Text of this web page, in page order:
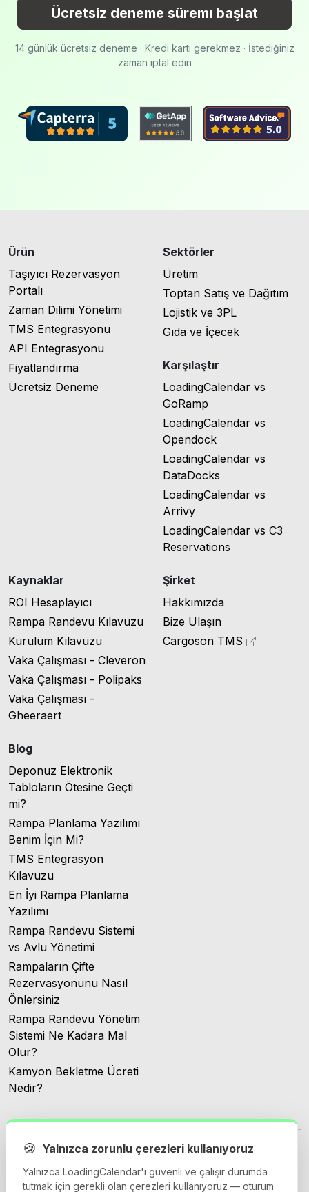
Ücretsiz deneme süremı başlat
14 günlük ücretsiz deneme · Kredi kartı gerekmez · İstediğiniz
zaman iptal edin
Ürün
Taşıyıcı Rezervasyon
Portalı
Zaman Dilimi Yönetimi
TMS Entegrasyonu
API Entegrasyonu
Fiyatlandırma
Ücretsiz Deneme
Sektörler
Üretim
Toptan Satış ve Dağıtım
Lojistik ve 3PL
Gıda ve İçecek
Karşılaştır
LoadingCalendar vs
GoRamp
LoadingCalendar vs
Opendock
LoadingCalendar vs
DataDocks
LoadingCalendar vs
Arrivy
LoadingCalendar vs C3
Reservations
Kaynaklar
ROI Hesaplayıcı
Rampa Randevu Kılavuzu
Kurulum Kılavuzu
Vaka Çalışması - Cleveron
Vaka Çalışması - Polipaks
Vaka Çalışması -
Gheeraert
Blog
Deponuz Elektronik
Tabloların Ötesine Geçti
mi?
Rampa Planlama Yazılımı
Benim İçin Mi?
TMS Entegrasyon
Kılavuzu
En İyi Rampa Planlama
Yazılımı
Rampa Randevu Sistemi
vs Avlu Yönetimi
Rampaların Çifte
Rezervasyonunu Nasıl
Önlersiniz
Rampa Randevu Yönetim
Sistemi Ne Kadara Mal
Olur?
Kamyon Bekletme Ücreti
Nedir?
Şirket
Hakkımızda
Bize Ulaşın
Cargoson TMS
🍪 Yalnızca zorunlu çerezleri kullanıyoruz
Yalnızca LoadingCalendar'ı güvenli ve çalışır durumda
tutmak için gerekli olan çerezleri kullanıyoruz — oturum